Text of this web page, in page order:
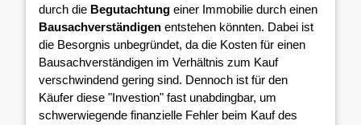
durch die Begutachtung einer Immobilie durch einen
Bausachverständigen entstehen könnten. Dabei ist
die Besorgnis unbegründet, da die Kosten für einen
Bausachverständigen im Verhältnis zum Kauf
verschwindend gering sind. Dennoch ist für den
Käufer diese "Investion" fast unabdingbar, um
schwerwiegende finanzielle Fehler beim Kauf des